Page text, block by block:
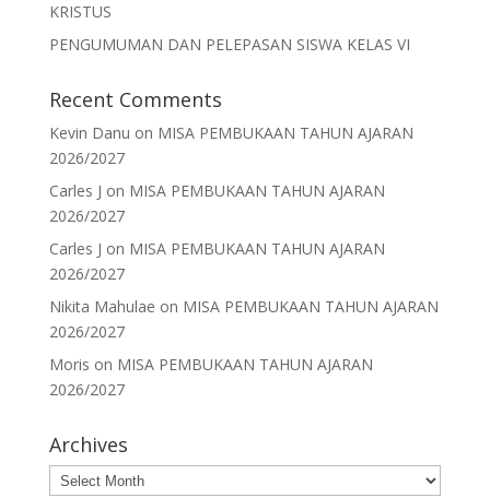
KRISTUS
PENGUMUMAN DAN PELEPASAN SISWA KELAS VI
Recent Comments
Kevin Danu on MISA PEMBUKAAN TAHUN AJARAN
2026/2027
Carles J on MISA PEMBUKAAN TAHUN AJARAN
2026/2027
Carles J on MISA PEMBUKAAN TAHUN AJARAN
2026/2027
Nikita Mahulae on MISA PEMBUKAAN TAHUN AJARAN
2026/2027
Moris on MISA PEMBUKAAN TAHUN AJARAN
2026/2027
Archives
Archives